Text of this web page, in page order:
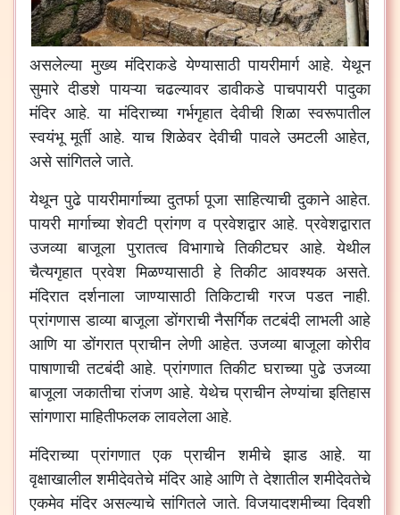
असलेल्या मुख्य मंदिराकडे येण्यासाठी पायरीमार्ग आहे. येथून
सुमारे दीडशे पायऱ्या चढल्यावर डावीकडे पाचपायरी पादुका
मंदिर आहे. या मंदिराच्या गर्भगृहात देवीची शिळा स्वरूपातील
स्वयंभू मूर्ती आहे. याच शिळेवर देवीची पावले उमटली आहेत,
असे सांगितले जाते.
येथून पुढे पायरीमार्गाच्या दुतर्फा पूजा साहित्याची दुकाने आहेत.
पायरी मार्गाच्या शेवटी प्रांगण व प्रवेशद्वार आहे. प्रवेशद्वारात
उजव्या बाजूला पुरातत्व विभागाचे तिकीटघर आहे. येथील
चैत्यगृहात प्रवेश मिळण्यासाठी हे तिकीट आवश्यक असते.
मंदिरात दर्शनाला जाण्यासाठी तिकिटाची गरज पडत नाही.
प्रांगणास डाव्या बाजूला डोंगराची नैसर्गिक तटबंदी लाभली आहे
आणि या डोंगरात प्राचीन लेणी आहेत. उजव्या बाजूला कोरीव
पाषाणाची तटबंदी आहे. प्रांगणात तिकीट घराच्या पुढे उजव्या
बाजूला जकातीचा रांजण आहे. येथेच प्राचीन लेण्यांचा इतिहास
सांगणारा माहितीफलक लावलेला आहे.
मंदिराच्या प्रांगणात एक प्राचीन शमीचे झाड आहे. या
वृक्षाखालील शमीदेवतेचे मंदिर आहे आणि ते देशातील शमीदेवतेचे
एकमेव मंदिर असल्याचे सांगितले जाते. विजयादशमीच्या दिवशी